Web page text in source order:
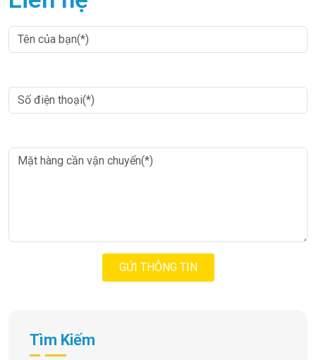
Nhập thông tin*
Nhập thông tin*
Nhập thông tin*
GỬI THÔNG TIN
Tìm Kiếm